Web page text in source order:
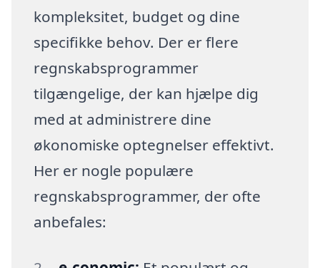
kompleksitet, budget og dine
specifikke behov. Der er flere
regnskabsprogrammer
tilgængelige, der kan hjælpe dig
med at administrere dine
økonomiske optegnelser effektivt.
Her er nogle populære
regnskabsprogrammer, der ofte
anbefales: